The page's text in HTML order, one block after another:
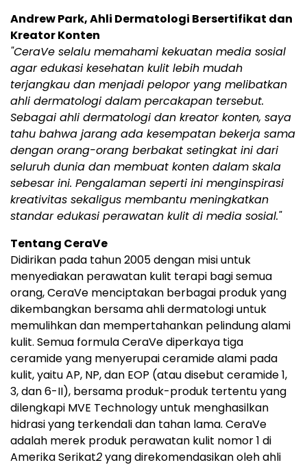
Andrew Park, Ahli Dermatologi Bersertifikat dan
Kreator Konten
"CeraVe selalu memahami kekuatan media sosial
agar edukasi kesehatan kulit lebih mudah
terjangkau dan menjadi pelopor yang melibatkan
ahli dermatologi dalam percakapan tersebut.
Sebagai ahli dermatologi dan kreator konten, saya
tahu bahwa jarang ada kesempatan bekerja sama
dengan orang-orang berbakat setingkat ini dari
seluruh dunia dan membuat konten dalam skala
sebesar ini. Pengalaman seperti ini menginspirasi
kreativitas sekaligus membantu meningkatkan
standar edukasi perawatan kulit di media sosial."
Tentang CeraVe
Didirikan pada tahun 2005 dengan misi untuk
menyediakan perawatan kulit terapi bagi semua
orang, CeraVe menciptakan berbagai produk yang
dikembangkan bersama ahli dermatologi untuk
memulihkan dan mempertahankan pelindung alami
kulit. Semua formula CeraVe diperkaya tiga
ceramide yang menyerupai ceramide alami pada
kulit, yaitu AP, NP, dan EOP (atau disebut ceramide 1,
3, dan 6-II), bersama produk-produk tertentu yang
dilengkapi MVE Technology untuk menghasilkan
hidrasi yang terkendali dan tahan lama. CeraVe
adalah merek produk perawatan kulit nomor 1 di
Amerika Serikat2yang direkomendasikan oleh ahli